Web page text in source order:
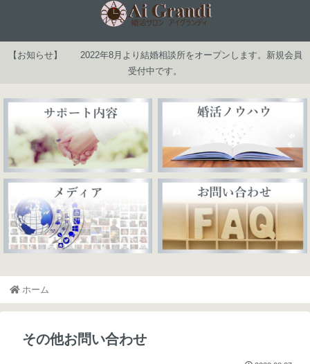
【お知らせ】 2022年8月より結婚相談所をオープンします。新規会員
受付中です。
ホーム
その他お問い合わせ